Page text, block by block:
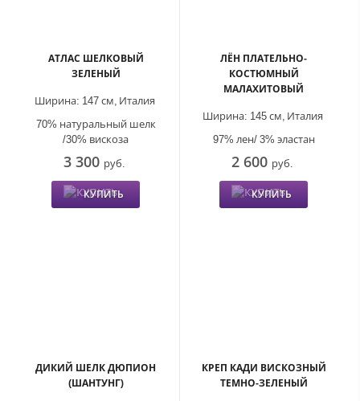
АТЛАС ШЕЛКОВЫЙ
ЗЕЛЕНЫЙ
Италия
Ширина: 147 см,
70% натуральный шелк
/30% вискоза
3 300 руб.
КУПИТЬ
ЛЁН ПЛАТЕЛЬНО-
КОСТЮМНЫЙ
МАЛАХИТОВЫЙ
Италия
Ширина: 145 см,
97% лен/ 3% эластан
2 600 руб.
КУПИТЬ
ДИКИЙ ШЕЛК ДЮПИОН
(ШАНТУНГ)
КРЕП КАДИ ВИСКОЗНЫЙ
ТЕМНО-ЗЕЛЕНЫЙ